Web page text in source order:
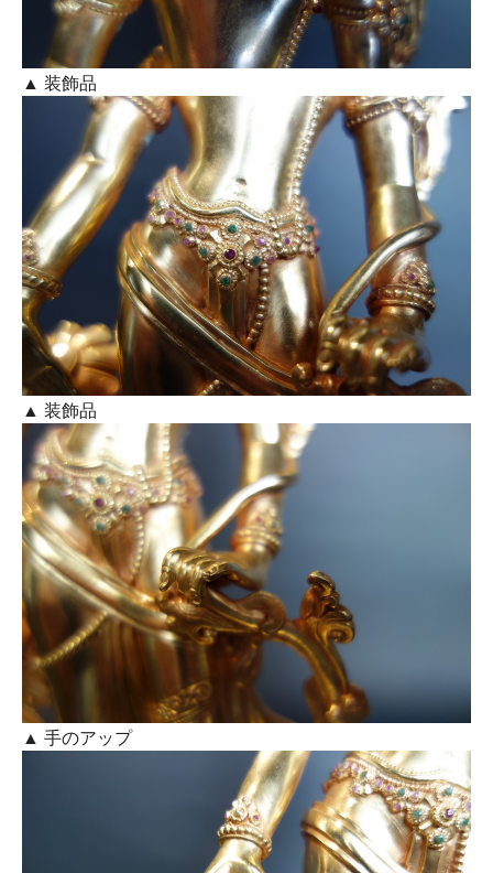
▲ 装飾品
▲ 装飾品
▲ 手のアップ